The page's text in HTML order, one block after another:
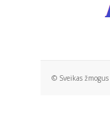
© Sveikas žmogus